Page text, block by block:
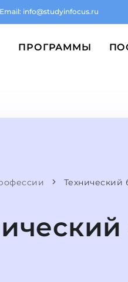
Email: info@studyinfocus.ru
ПРОГРАММЫ